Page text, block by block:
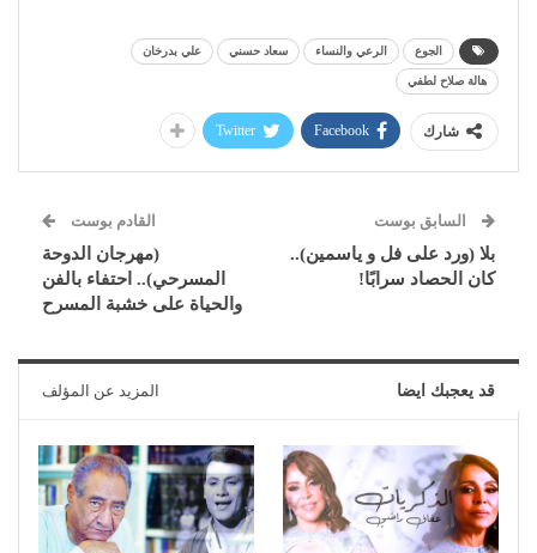
الجوع الرعي والنساء سعاد حسني علي بدرخان
هالة صلاح لطفي
شارك Facebook
Twitter
السابق بوست
بلا (ورد على فل و ياسمين)..
كان الحصاد سرابًا!
القادم بوست
(مهرجان الدوحة
المسرحي).. احتفاء بالفن
والحياة على خشبة المسرح
قد يعجبك ايضا المزيد عن المؤلف